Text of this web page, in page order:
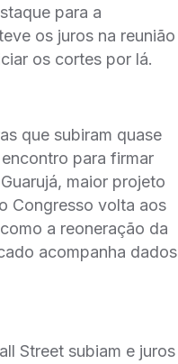
para a
os juros na reunião
os cortes por lá.
que subiram quase
para firmar
maior projeto
Congresso volta aos
a reoneração da
acompanha dados
Street subiam e juros